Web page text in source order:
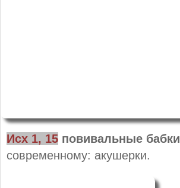
Исх 1, 15 повивальные бабки
современному: акушерки.